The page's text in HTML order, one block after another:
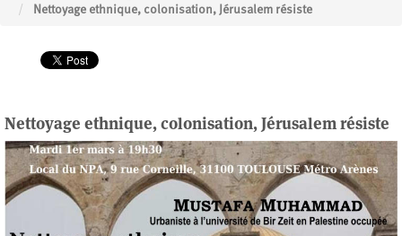
Nettoyage ethnique, colonisation, Jérusalem résiste
Nettoyage ethnique, colonisation, Jérusalem résiste